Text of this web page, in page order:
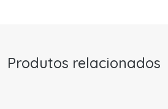
Produtos relacionados